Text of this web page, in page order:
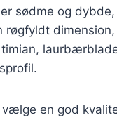
sødme og
røgfyldt
en god